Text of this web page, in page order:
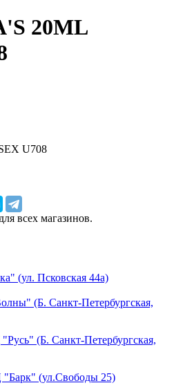
20ML
U708
всех магазинов.
(ул. Псковская 44а)
(Б. Санкт-Петербургская,
(Б. Санкт-Петербургская,
(ул.Свободы 25)